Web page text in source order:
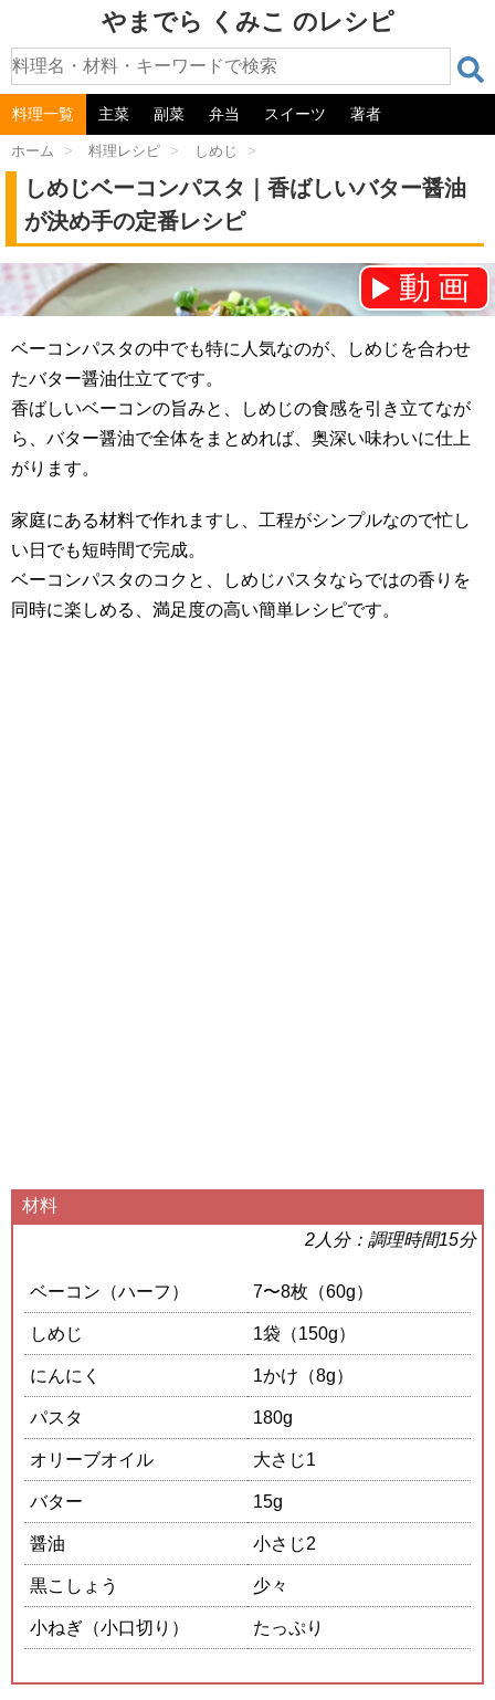
やまでら くみこ のレシピ
料理一覧 主菜 副菜 弁当 スイーツ 著者
ホーム > 料理レシピ > しめじ >
しめじベーコンパスタ｜香ばしいバター醤油
が決め手の定番レシピ
動画
チャンネル登録をお願いします！⇒
ベーコンパスタの中でも特に人気なのが、しめじを合わせ
たバター醤油仕立てです。
香ばしいベーコンの旨みと、しめじの食感を引き立てなが
ら、バター醤油で全体をまとめれば、奥深い味わいに仕上
がります。
家庭にある材料で作れますし、工程がシンプルなので忙し
い日でも短時間で完成。
ベーコンパスタのコクと、しめじパスタならではの香りを
同時に楽しめる、満足度の高い簡単レシピです。
材料
2人分：調理時間15分
ベーコン（ハーフ） 7〜8枚（60g）
しめじ 1袋（150g）
にんにく 1かけ（8g）
パスタ 180g
オリーブオイル 大さじ1
バター 15g
醤油 小さじ2
黒こしょう 少々
小ねぎ（小口切り） たっぷり